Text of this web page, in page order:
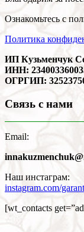
Ознакомьтесь с
Политика
ИП Кузьменчук
ИНН:
ОГРГИП:
Связь с нами
Email:
Наш инстаграм:
instagram.com/
[wt_contacts